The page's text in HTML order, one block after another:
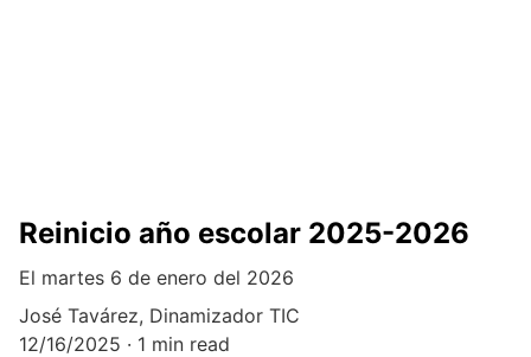
Reinicio año escolar 2025-2026
El martes 6 de enero del 2026
José Tavárez, Dinamizador TIC
12/16/2025
1 min read